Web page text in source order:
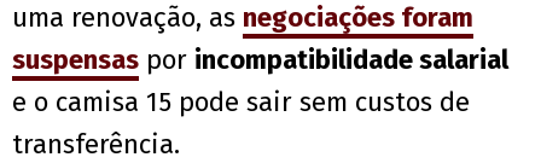
uma renovação, as negociações foram
suspensas por incompatibilidade salarial
e o camisa 15 pode sair sem custos de
transferência.